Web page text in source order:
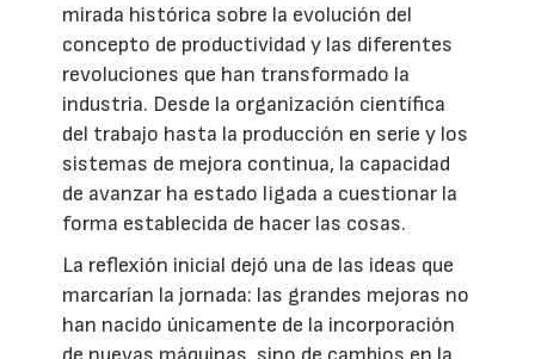
mirada histórica sobre la evolución del
concepto de productividad y las diferentes
revoluciones que han transformado la
industria. Desde la organización científica
del trabajo hasta la producción en serie y los
sistemas de mejora continua, la capacidad
de avanzar ha estado ligada a cuestionar la
forma establecida de hacer las cosas.
La reflexión inicial dejó una de las ideas que
marcarían la jornada: las grandes mejoras no
han nacido únicamente de la incorporación